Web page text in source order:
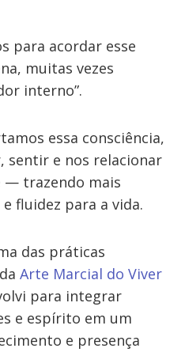
para acordar esse
muitas vezes
interno”.
essa consciência,
sentir e nos relacionar
— trazendo mais
fluidez para a vida.
das práticas
Arte Marcial do Viver
para integrar
e espírito em um
e presença